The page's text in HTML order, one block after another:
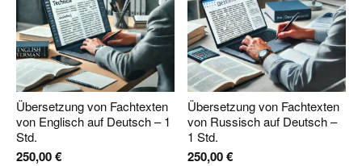
Übersetzung von Fachtexten
von Englisch auf Deutsch – 1
Std.
250,00€
Übersetzung von Fachtexten
von Russisch auf Deutsch –
1 Std.
250,00€